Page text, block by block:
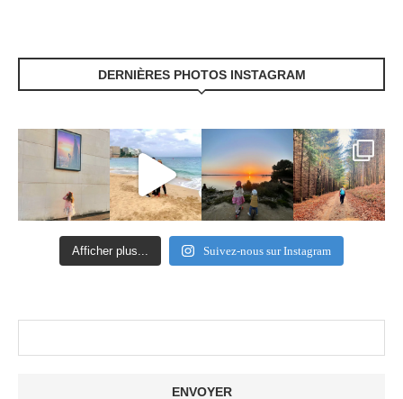
DERNIÈRES PHOTOS INSTAGRAM
Afficher plus... Suivez-nous sur Instagram